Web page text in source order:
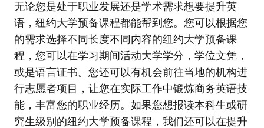
无论您是处于职业发展还是学术需求想要提升英
语，纽约大学预备课程都能帮到您。您可以根据您
的需求选择不同长度不同内容的纽约大学预备课
程，您可以在学习期间活动大学学分，学位文凭，
或是语言证书。您还可以有机会前往当地的机构进
行志愿者项目，让您在实际工作中锻炼商务英语技
能，丰富您的职业经历。如果您想报读本科生或研
究生级别的纽约大学预备课程，我们还可以在提升